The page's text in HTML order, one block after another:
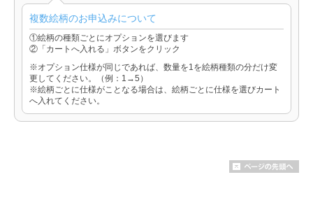
複数絵柄のお申込みについて
①絵柄の種類ごとにオプションを選びます
②「カートへ入れる」ボタンをクリック
※オプション仕様が同じであれば、数量を1を絵柄種類の分だけ変
更してください。（例：1→5）
※絵柄ごとに仕様がことなる場合は、絵柄ごとに仕様を選びカート
へ入れてください。